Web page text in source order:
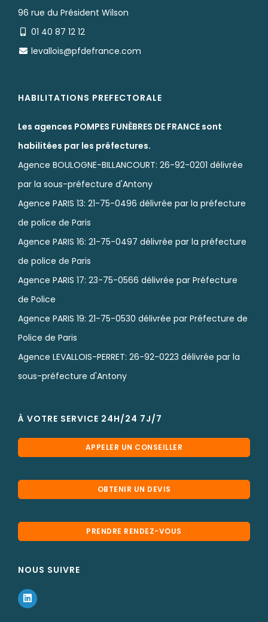
96 rue du Président Wilson
01 40 87 12 12
levallois@pfdefrance.com
HABILITATIONS PREFECTORALE
Les agences POMPES FUNÈBRES DE FRANCE sont
habilitées par les préfectures.
Agence BOULOGNE-BILLANCOURT: 26-92-0201 délivrée
par la sous-préfecture d'Antony
Agence PARIS 13: 21-75-0496 délivrée par la préfecture
de police de Paris
Agence PARIS 16: 21-75-0497 délivrée par la préfecture
de police de Paris
Agence PARIS 17: 23-75-0566 délivrée par Préfecture
de Police
Agence PARIS 19: 21-75-0530 délivrée par Préfecture de
Police de Paris
Agence LEVALLOIS-PERRET: 26-92-0223 délivrée par la
sous-préfecture d'Antony
À VOTRE SERVICE 24H/24 7J/7
APPELER UN CONSEILLER
OBTENIR UN DEVIS
PRENDRE RENDEZ-VOUS
NOUS SUIVRE